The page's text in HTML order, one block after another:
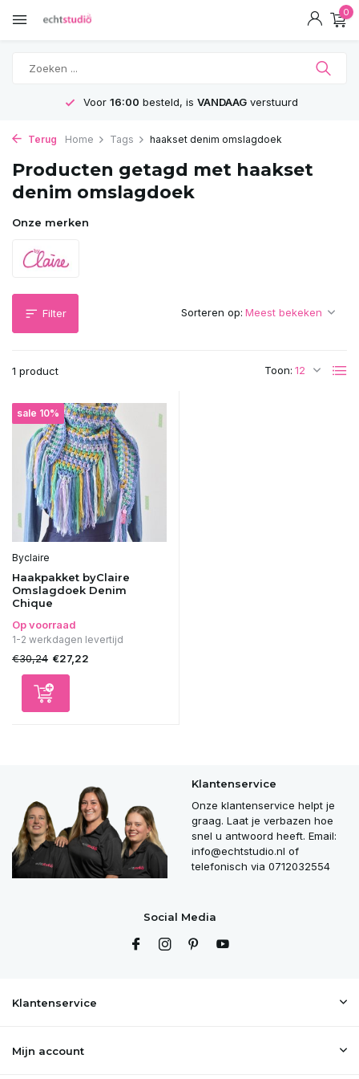
0
Voor 16:00 besteld, is VANDAAGverstuurd
Terug Home Tags haakset denim omslagdoek
Producten getagd met haakset
denim omslagdoek
Onze merken
Filter
1 product Toon:
Sorteren op:
sale 10%
Byclaire
Haakpakket byClaire
Omslagdoek Denim
Chique
Op voorraad
1-2 werkdagen levertijd
€30,24 €27,22
Klantenservice
Onze klantenservice helpt je
graag. Laat je verbazen hoe
snel u antwoord heeft. Email:
info@echtstudio.nl of
telefonisch via 0712032554
Social Media
Klantenservice
Mijn account